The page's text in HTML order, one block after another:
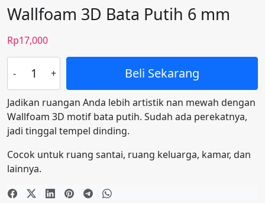
Wallfoam 3D Bata Putih 6 mm
Rp17,000
Wallfoam
3D
Bata
Putih
6
mm
Beli Sekarang
Jadikan ruangan Anda lebih artistik nan mewah dengan
Wallfoam 3D motif bata putih. Sudah ada perekatnya,
jadi tinggal tempel dinding.
Cocok untuk ruang santai, ruang keluarga, kamar, dan
lainnya.